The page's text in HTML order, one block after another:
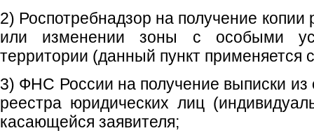
2) Роспотребнадзор на получение
или изменении зоны с особыми
территории (данный пункт применяется
3) ФНС России на получение выписки из
реестра юридических лиц
касающейся заявителя;